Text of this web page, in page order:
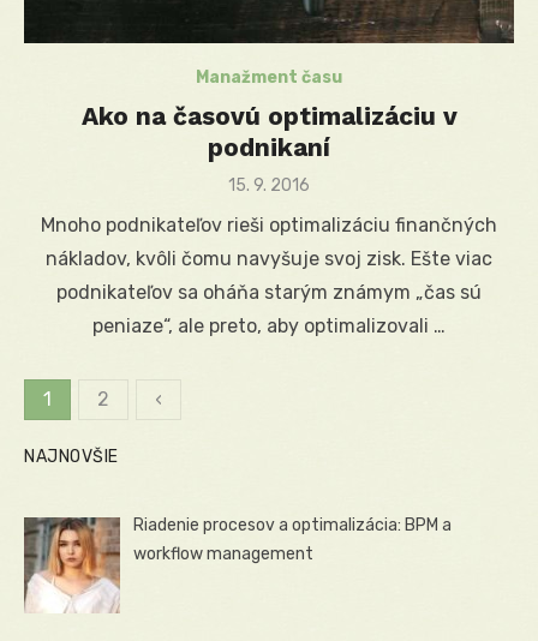
Manažment času
Ako na časovú optimalizáciu v
podnikaní
Posted
15. 9. 2016
Mnoho podnikateľov rieši optimalizáciu finančných
nákladov, kvôli čomu navyšuje svoj zisk. Ešte viac
podnikateľov sa oháňa starým známym „čas sú
peniaze“, ale preto, aby optimalizovali …
Stránkovanie
príspevkov
1 2 ‹
NAJNOVŠIE
Riadenie procesov a optimalizácia: BPM a
workflow management